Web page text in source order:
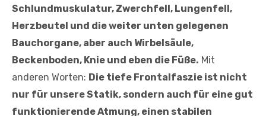
Schlundmuskulatur, Zwerchfell, Lungenfell,
Herzbeutel und die weiter unten gelegenen
Bauchorgane, aber auch Wirbelsäule,
Beckenboden, Knie und eben die Füße. Mit
anderen Worten: Die tiefe Frontalfaszie ist nicht
nur für unsere Statik, sondern auch für eine gut
funktionierende Atmung, einen stabilen